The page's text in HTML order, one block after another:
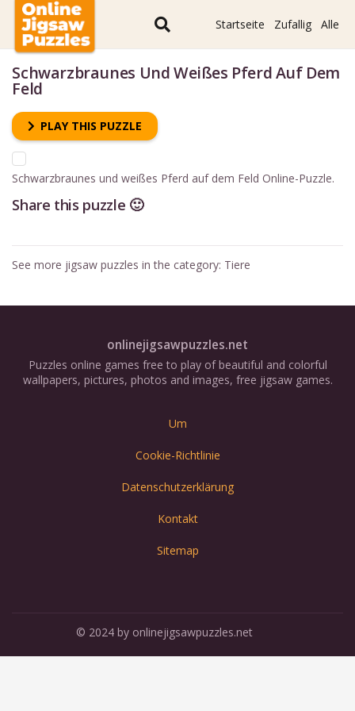
Startseite Zufallig Alle
Schwarzbraunes Und Weißes Pferd Auf Dem
Feld
PLAY THIS PUZZLE
Schwarzbraunes und weißes Pferd auf dem Feld Online-Puzzle.
Share this puzzle 🙂
See more jigsaw puzzles in the category: Tiere
onlinejigsawpuzzles.net
Puzzles online games free to play of beautiful and colorful
wallpapers, pictures, photos and images, free jigsaw games.
Um
Cookie-Richtlinie
Datenschutzerklärung
Kontakt
Sitemap
© 2024 by onlinejigsawpuzzles.net